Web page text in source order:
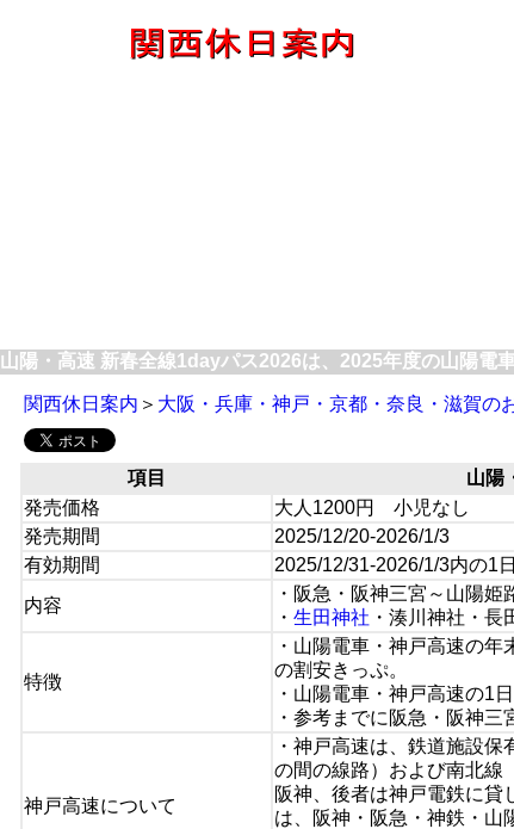
山陽・高速 新春全線1dayパス2026は、2025年度の山陽電
関西休日案内 ＞ 大阪・兵庫・神戸・京都・奈良・滋賀の
項目
山陽
発売価格
大人1200円 小児なし
発売期間
2025/12/20-2026/1/3
有効期間
2025/12/31-2026/1/3内の1日
内容
・阪急・阪神三宮～山陽
・生田神社 ・湊川神社・長
特徴
・山陽電車・神戸高速の
の割安きっぷ。
・山陽電車・神戸高速の1
・参考までに阪急・阪神三
神戸高速について
・神戸高速は、鉄道施設
の間の線路）および南北線
阪神、後者は神戸電鉄に貸
は、阪神・阪急・神鉄・山